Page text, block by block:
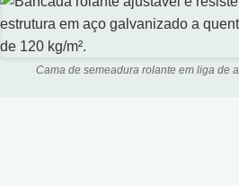
Cama de semeadura rolante em liga de